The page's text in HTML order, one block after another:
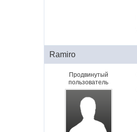
Ramiro
Продвинутый
пользователь